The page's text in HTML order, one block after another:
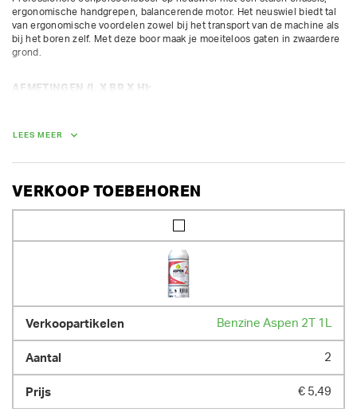
ergonomische handgrepen, balancerende motor. Het neuswiel biedt tal
van ergonomische voordelen zowel bij het transport van de machine als
bij het boren zelf. Met deze boor maak je moeiteloos gaten in zwaardere
grond.
AFMETINGEN (L X BR X H):
GEWICHT
LEES MEER
VERKOOP TOEBEHOREN
Benzine Aspen 2T 1L
2
€ 5,49